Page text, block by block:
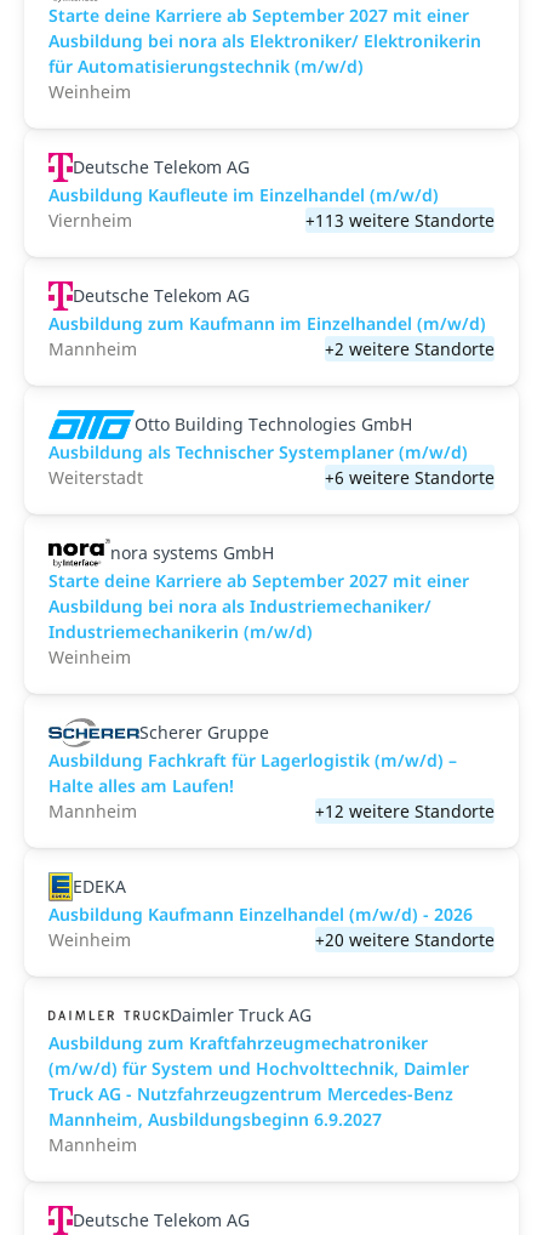
Starte deine Karriere ab September 2027 mit einer
Ausbildung bei nora als Elektroniker/ Elektronikerin
für Automatisierungstechnik (m/w/d)
Weinheim
Deutsche Telekom AG
Ausbildung Kaufleute im Einzelhandel (m/w/d)
Viernheim
+113 weitere Standorte
Deutsche Telekom AG
Ausbildung zum Kaufmann im Einzelhandel (m/w/d)
Mannheim
+2 weitere Standorte
Otto Building Technologies GmbH
Ausbildung als Technischer Systemplaner (m/w/d)
Weiterstadt
+6 weitere Standorte
nora systems GmbH
Starte deine Karriere ab September 2027 mit einer
Ausbildung bei nora als Industriemechaniker/
Industriemechanikerin (m/w/d)
Weinheim
Scherer Gruppe
Ausbildung Fachkraft für Lagerlogistik (m/w/d) –
Halte alles am Laufen!
Mannheim
+12 weitere Standorte
EDEKA
Ausbildung Kaufmann Einzelhandel (m/w/d) - 2026
Weinheim
+20 weitere Standorte
Daimler Truck AG
Ausbildung zum Kraftfahrzeugmechatroniker
(m/w/d) für System und Hochvolttechnik, Daimler
Truck AG - Nutzfahrzeugzentrum Mercedes-Benz
Mannheim, Ausbildungsbeginn 6.9.2027
Mannheim
Deutsche Telekom AG